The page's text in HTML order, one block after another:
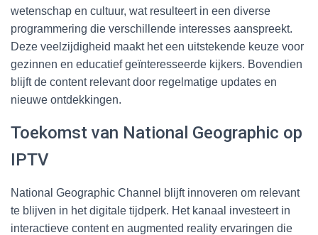
wetenschap en cultuur, wat resulteert in een diverse
programmering die verschillende interesses aanspreekt.
Deze veelzijdigheid maakt het een uitstekende keuze voor
gezinnen en educatief geïnteresseerde kijkers. Bovendien
blijft de content relevant door regelmatige updates en
nieuwe ontdekkingen.
Toekomst van National Geographic op
IPTV
National Geographic Channel blijft innoveren om relevant
te blijven in het digitale tijdperk. Het kanaal investeert in
interactieve content en augmented reality ervaringen die